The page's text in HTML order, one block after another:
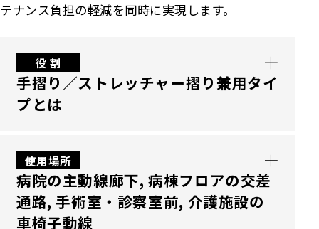
テナンス負担の軽減を同時に実現します。
役 割
手摺り／ストレッチャー摺り兼用タイ
プとは
手摺り／ストレッチャー摺り兼用タイプは、
握りやすい楕円断面の手摺りと、ストレッチャ
ー・車椅子が接触した際の衝撃を受け止める
ワイドガードを一体化した廊下用安全部材で
使用場所
病院の主動線廊下, 病棟フロアの交差
通路, 手術室・診察室前, 介護施設の
車椅子動線